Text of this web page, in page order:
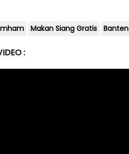
Makan Siang Gratis Banten
: